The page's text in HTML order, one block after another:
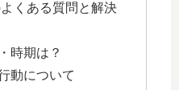
くある質問と解決
時期は？
動について